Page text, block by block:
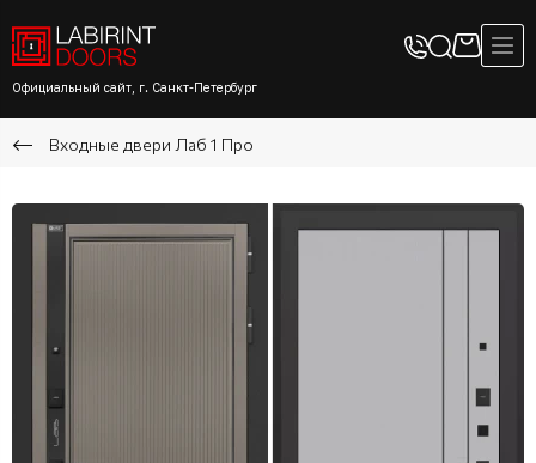
Официальный сайт, г. Санкт-Петербург
Входные двери Лаб 1 Про